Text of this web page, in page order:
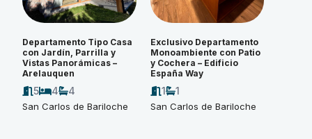
Departamento Tipo Casa
con Jardín, Parrilla y
Vistas Panorámicas –
Arelauquen
5 4 4
San Carlos de Bariloche
Exclusivo Departamento
Monoambiente con Patio
y Cochera – Edificio
España Way
1 1
San Carlos de Bariloche